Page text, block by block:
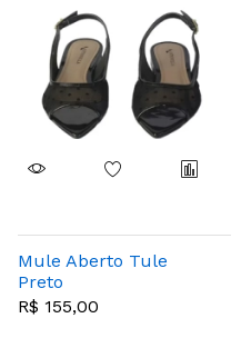
Mule Aberto Tule
Preto
R$ 155,00